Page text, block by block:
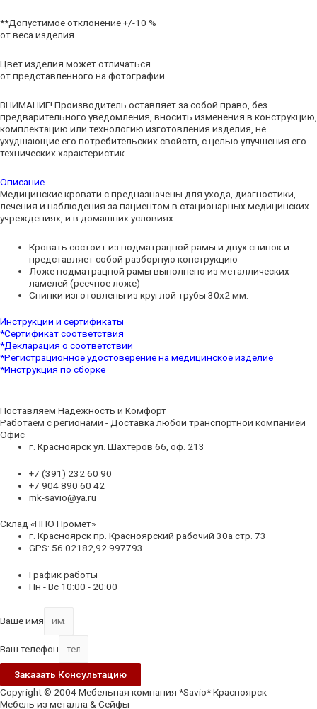
**Допустимое отклонение +/-10 %
от веса изделия.
Цвет изделия может отличаться
от представленного на фотографии.
ВНИМАНИЕ! Производитель оставляет за собой право, без
предварительного уведомления, вносить изменения в конструкцию,
комплектацию или технологию изготовления изделия, не
ухудшающие его потребительских свойств, с целью улучшения его
технических характеристик.
Описание
Медицинские кровати с предназначены для ухода, диагностики,
лечения и наблюдения за пациентом в стационарных медицинских
учреждениях, и в домашних условиях.
Кровать состоит из подматрацной рамы и двух спинок и
представляет собой разборную конструкцию
Ложе подматрацной рамы выполнено из металлических
ламелей (реечное ложе)
Спинки изготовлены из круглой трубы 30х2 мм.
Инструкции и сертификаты
*Сертификат соответствия
*Декларация о соответствии
*Регистрационное удостоверение на медицинское изделие
*Инструкция по сборке
Поставляем Надёжность и Комфорт
Работаем с регионами - Доставка любой транспортной компанией
Офис
г. Красноярск ул. Шахтеров 66, оф. 213
+7 (391) 232 60 90
+7 904 890 60 42
mk-savio@ya.ru
Склад «НПО Промет»
г. Красноярск пр. Красноярский рабочий 30а стр. 73
GPS: 56.02182,92.997793
График работы
Пн - Вс 10:00 - 20:00
Ваше имя
Ваш телефон
Заказать Консультацию
Copyright © 2004 Мебельная компания *Savio* Красноярск -
Мебель из металла & Сейфы